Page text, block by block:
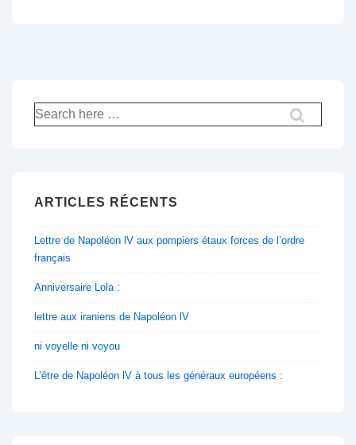
Recherche
pour:
ARTICLES RÉCENTS
Lettre de Napoléon lV aux pompiers étaux forces de l’ordre
français
Anniversaire Lola :
lettre aux iraniens de Napoléon lV
ni voyelle ni voyou
L’être de Napoléon lV à tous les généraux européens :